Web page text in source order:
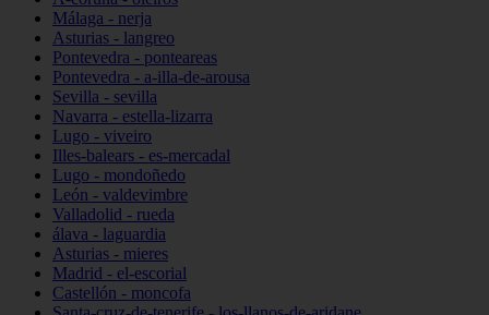
Málaga - nerja
Asturias - langreo
Pontevedra - ponteareas
Pontevedra - a-illa-de-arousa
Sevilla - sevilla
Navarra - estella-lizarra
Lugo - viveiro
Illes-balears - es-mercadal
Lugo - mondoñedo
León - valdevimbre
Valladolid - rueda
álava - laguardia
Asturias - mieres
Madrid - el-escorial
Castellón - moncofa